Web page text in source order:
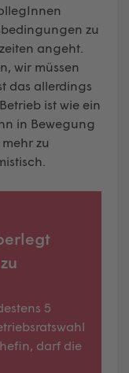
zu
angeht.
wir müssen
das allerdings
ist wie ein
in Bewegung
zu
5
darf die